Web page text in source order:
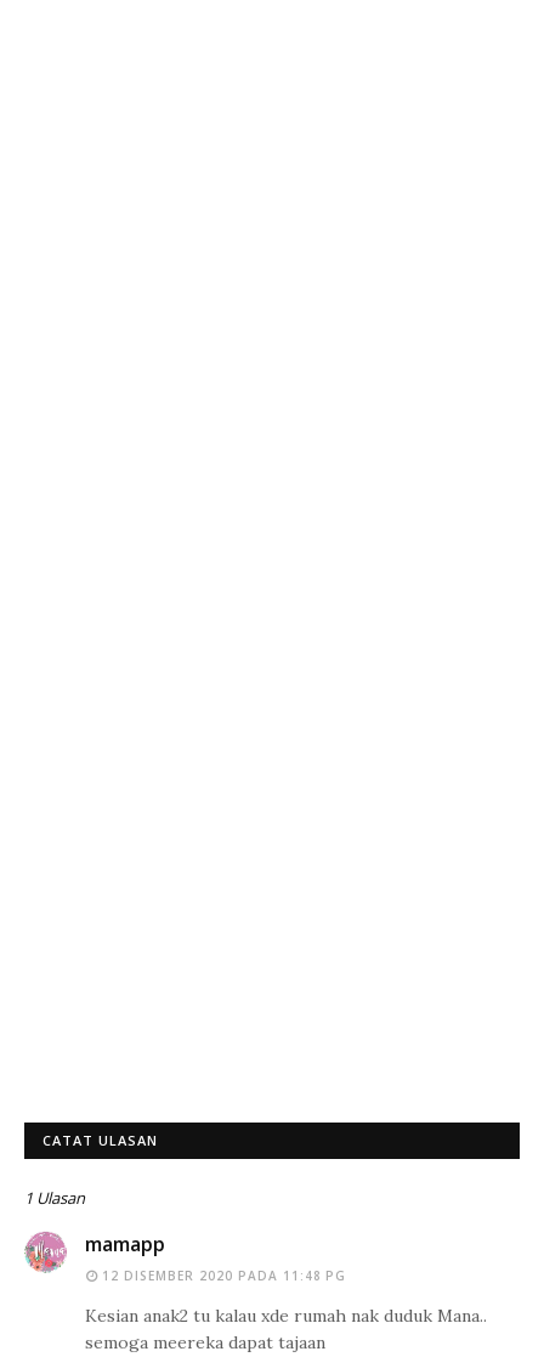
CATAT ULASAN
1 Ulasan
mamapp
12 DISEMBER 2020 PADA 11:48 PG
Kesian anak2 tu kalau xde rumah nak duduk Mana..
semoga meereka dapat tajaan